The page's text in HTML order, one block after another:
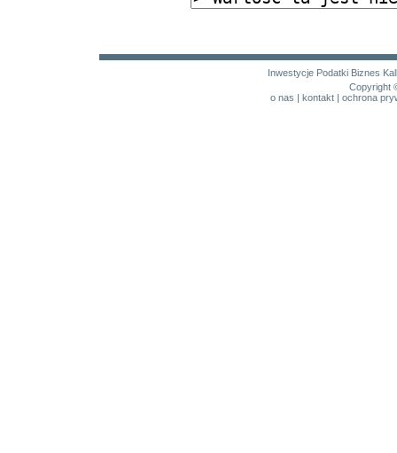
Inwestycje Podatki Biznes
Copyright
o nas | kontakt| ochrona